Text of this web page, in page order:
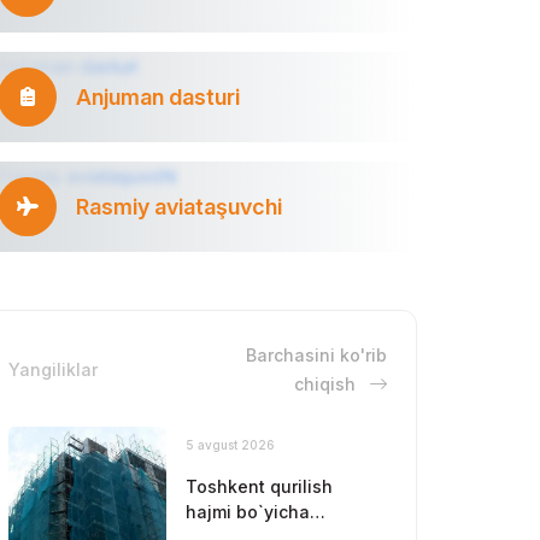
Anjuman dasturi
Rasmiy aviataşuvchi
Yangiliklar
Barchasini ko'rib
chiqish
5 avgust 2026
Toshkent qurilish
hajmi bo`yicha